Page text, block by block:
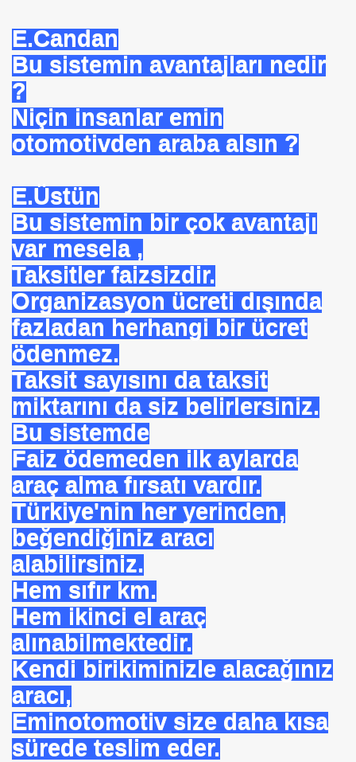
E.Candan
Bu sistemin avantajları nedir
?
Niçin insanlar emin
otomotivden araba alsın ?
E.Üstün
Bu sistemin bir çok avantajı
var mesela ,
Taksitler faizsizdir.
Organizasyon ücreti dışında
fazladan herhangi bir ücret
ödenmez.
Taksit sayısını da taksit
miktarını da siz belirlersiniz.
Bu sistemde
Faiz ödemeden ilk aylarda
araç alma fırsatı vardır.
Türkiye'nin her yerinden,
beğendiğiniz aracı
alabilirsiniz.
Hem sıfır km.
Hem ikinci el araç
alınabilmektedir.
Kendi birikiminizle alacağınız
aracı,
Eminotomotiv size daha kısa
sürede teslim eder.
-TIP BULUŞLARI
GÜRSES
TIBBI =Türk+Rus+Çin Tıbbı
DURUKAN
.
Dr. Nevzat TARHAN- NP GURUP KURUMLARI